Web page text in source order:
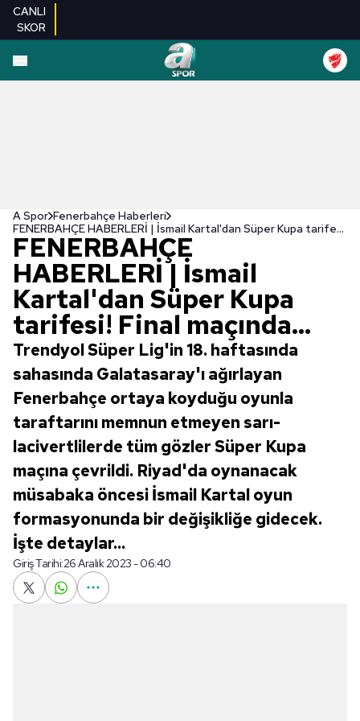
CANLI
SKOR
A Spor Fenerbahçe Haberleri
FENERBAHÇE HABERLERİ | İsmail Kartal'dan Süper Kupa tarifesi! Final maçında...
FENERBAHÇE
HABERLERİ | İsmail
Kartal'dan Süper Kupa
tarifesi! Final maçında...
Trendyol Süper Lig'in 18. haftasında
sahasında Galatasaray'ı ağırlayan
Fenerbahçe ortaya koyduğu oyunla
taraftarını memnun etmeyen sarı-
lacivertlilerde tüm gözler Süper Kupa
maçına çevrildi. Riyad'da oynanacak
müsabaka öncesi İsmail Kartal oyun
formasyonunda bir değişikliğe gidecek.
İşte detaylar...
Giriş Tarihi:26 Aralık 2023 - 06:40